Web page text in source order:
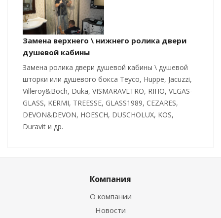
Замена верхнего \ нижнего ролика двери
душевой кабины
Замена ролика двери душевой кабины \ душевой
шторки или душевого бокса Teyco, Huppe, Jacuzzi,
Villeroy&Boch, Duka, VISMARAVETRO, RIHO, VEGAS-
GLASS, KERMI, TREESSE, GLASS1989, CEZARES,
DEVON&DEVON, HOESCH, DUSCHOLUX, KOS,
Duravit и др.
Компания
О компании
Новости